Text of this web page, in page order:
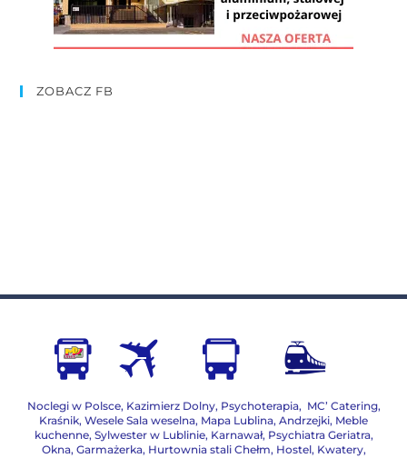
ZOBACZ FB
Noclegi w Polsce, Kazimierz Dolny, Psychoterapia, MC’ Catering,
Kraśnik, Wesele Sala weselna, Mapa Lublina, Andrzejki, Meble
kuchenne, Sylwester w Lublinie, Karnawał, Psychiatra Geriatra,
Okna, Garmażerka, Hurtownia stali Chełm, Hostel, Kwatery,